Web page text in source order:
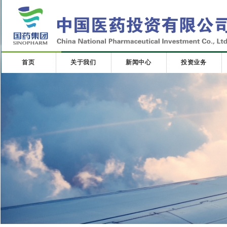
首页 关于我们 新闻中心 投资业务